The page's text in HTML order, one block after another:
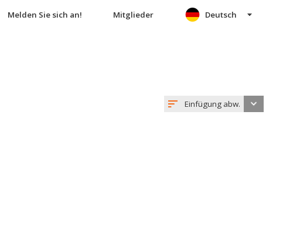
Melden Sie sich an! Mitglieder Deutsch
Einfügung abw.